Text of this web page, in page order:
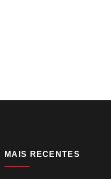
MAIS RECENTES